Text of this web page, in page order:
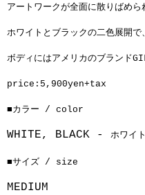
アートワークが全面に散りばめら
ホワイトとブラックの二色展開で
ボディにはアメリカのブランド
price:5,900yen+tax
■カラー / color
WHITE, BLACK - ホワイ
■サイズ / size
MEDIUM